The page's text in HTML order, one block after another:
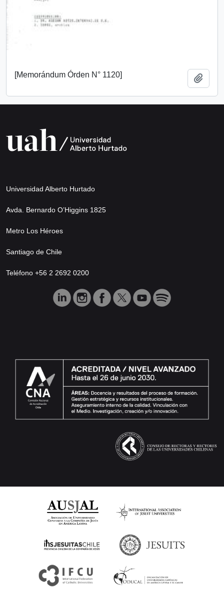
[Memorándum Órden N° 1120]
Universidad Alberto Hurtado
Avda. Bernardo O’Higgins 1825
Metro Los Héroes
Santiago de Chile
Teléfono +56 2 2692 0200